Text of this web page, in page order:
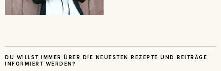
DU WILLST IMMER ÜBER DIE NEUESTEN REZEPTE UND BEITRÄGE
INFORMIERT WERDEN?